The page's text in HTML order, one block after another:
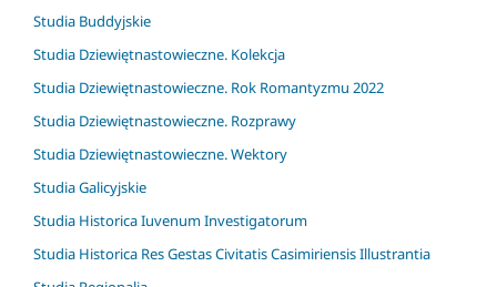
Studia Buddyjskie
Studia Dziewiętnastowieczne. Kolekcja
Studia Dziewiętnastowieczne. Rok Romantyzmu 2022
Studia Dziewiętnastowieczne. Rozprawy
Studia Dziewiętnastowieczne. Wektory
Studia Galicyjskie
Studia Historica Iuvenum Investigatorum
Studia Historica Res Gestas Civitatis Casimiriensis Illustrantia